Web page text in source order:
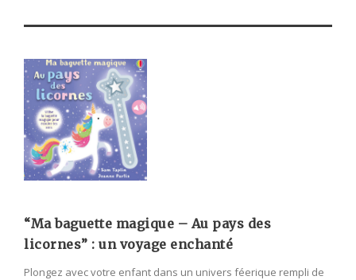
“Ma baguette magique – Au pays des
licornes” : un voyage enchanté
Plongez avec votre enfant dans un univers féerique rempli de